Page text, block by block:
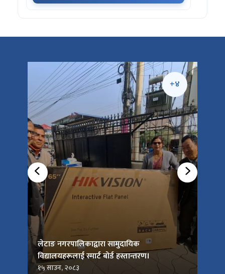
+४
लेटाङ नगरपालिकाद्वारा सामुदायिक
विद्यालयहरूलाई स्मार्ट बोर्ड हस्तान्तरण।
१५ साउन, २०८३